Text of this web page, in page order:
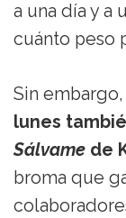
a una día y a
cuánto peso
Sin
lunes
Sálvame de
broma que